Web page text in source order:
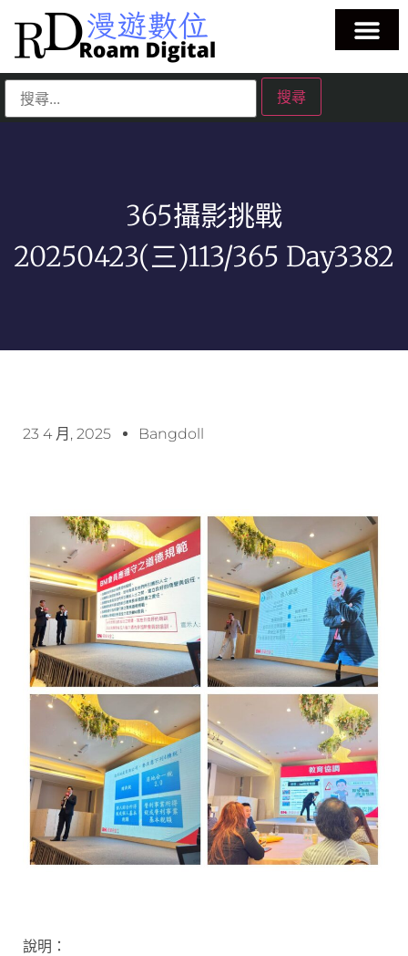
365攝影挑戰
20250423(三)113/365 Day3382
23 4 月, 2025 Bangdoll
說明：